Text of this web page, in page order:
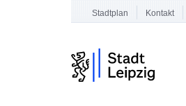
Stadtplan Kontakt